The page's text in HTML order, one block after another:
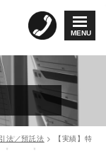
MENU
法／預託法 >
【実績】特